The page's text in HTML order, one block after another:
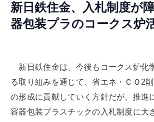
新日鉄住金、入札制度が
器包装プラのコークス炉
新日鉄住金は、今後もコークス炉化
る取り組みを通じて、省エネ・ＣＯ2
の形成に貢献していく方針だが、推進
容器包装プラスチックの入札制度に大